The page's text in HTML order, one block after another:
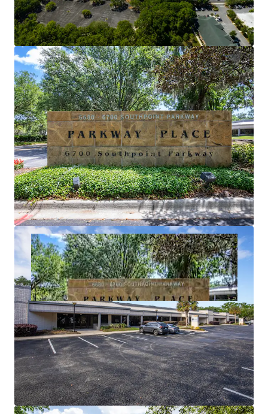
via Southpoint Pky and located less than 15
minutes from Downtown Jacksonville as well as
St. John Towns Center.
SIGNIFICANT NOI GROWTH
NOI growth potential through the lease-up of
over 80,000 square feet.
ROBUST BUSINESS HUB
Americas 5th fastest growing market and a top
city for millennials with a current working
population of 850,000.